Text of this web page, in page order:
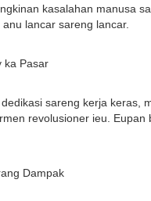
kasalahan manusa
lancar sareng lancar.
ka Pasar
sareng kerja keras,
revolusioner ieu.
Dampak